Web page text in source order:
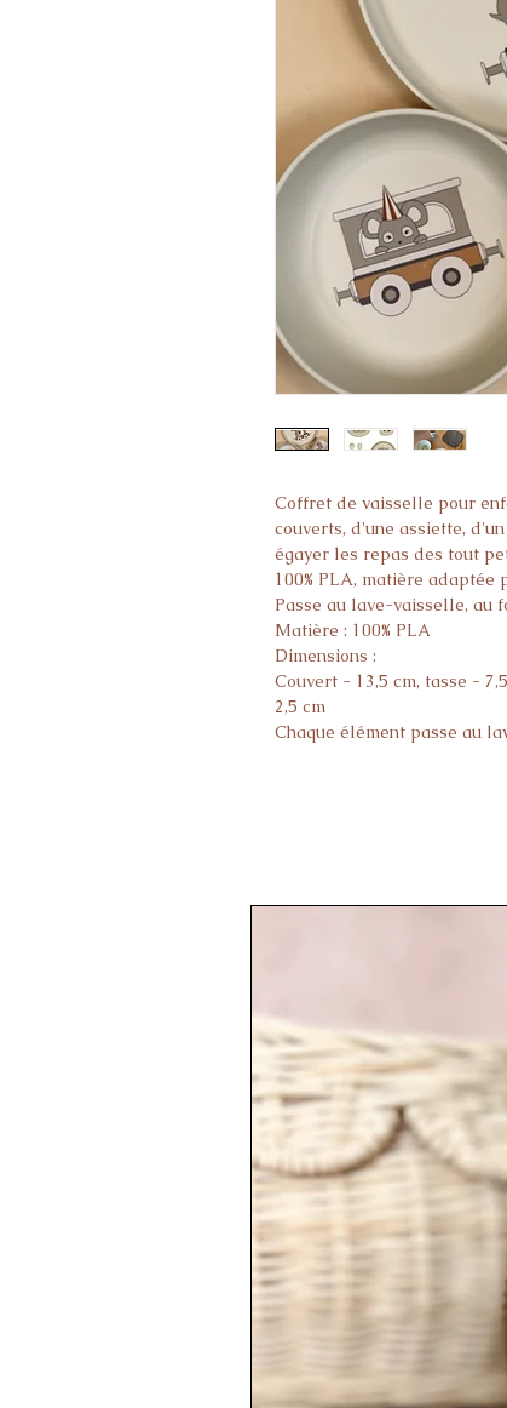
Coffret de vaisselle pour
couverts, d'une assiette,
égayer les repas des tout
100% PLA, matière adaptée
Passe au lave-vaisselle, au
Matière : 100% PLA
Dimensions :
Couvert - 13,5 cm, tasse -
2,5 cm
Chaque élément passe au